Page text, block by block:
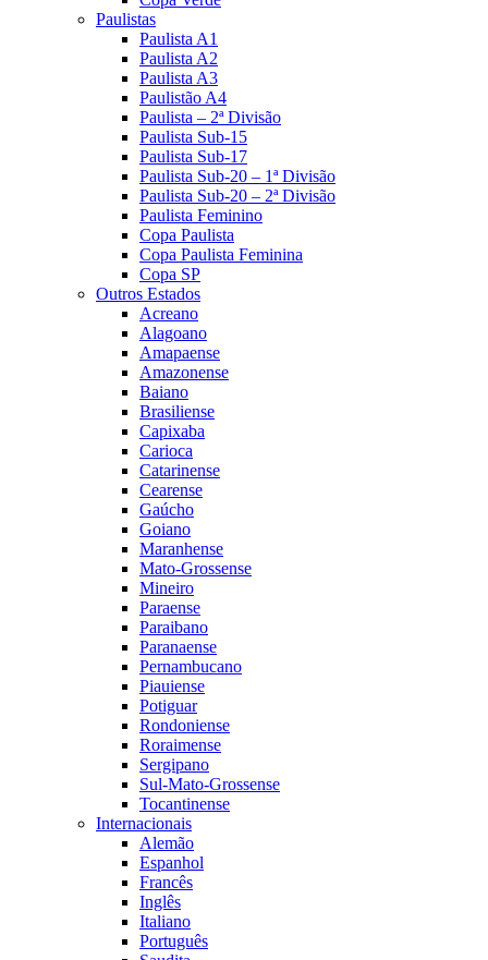
Paulistas
Paulista A1
Paulista A2
Paulista A3
Paulistão A4
Paulista – 2ª Divisão
Paulista Sub-15
Paulista Sub-17
Paulista Sub-20 – 1ª Divisão
Paulista Sub-20 – 2ª Divisão
Paulista Feminino
Copa Paulista
Copa Paulista Feminina
Copa SP
Outros Estados
Acreano
Alagoano
Amapaense
Amazonense
Baiano
Brasiliense
Capixaba
Carioca
Catarinense
Cearense
Gaúcho
Goiano
Maranhense
Mato-Grossense
Mineiro
Paraense
Paraibano
Paranaense
Pernambucano
Piauiense
Potiguar
Rondoniense
Roraimense
Sergipano
Sul-Mato-Grossense
Tocantinense
Internacionais
Alemão
Espanhol
Francês
Inglês
Italiano
Português